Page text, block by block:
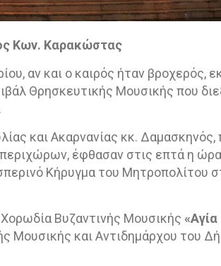
Κων. Καρακώστας
αν και ο καιρός ήταν βροχερός,
Θρησκευτικής Μουσικής που
και Ακαρνανίας κκ. Δαμασκηνός,
έφθασαν στις επτά η
Κήρυγμα του Μητροπολίτου
Βυζαντινής Μουσικής
Μουσικής και Αντιδημάρχου του